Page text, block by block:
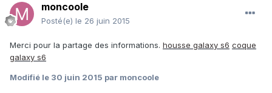
moncoole
Posté(e) le 26 juin 2015
Merci pour la partage des informations. housse galaxy s6 coque
galaxy s6
Modifié le 30 juin 2015 par moncoole